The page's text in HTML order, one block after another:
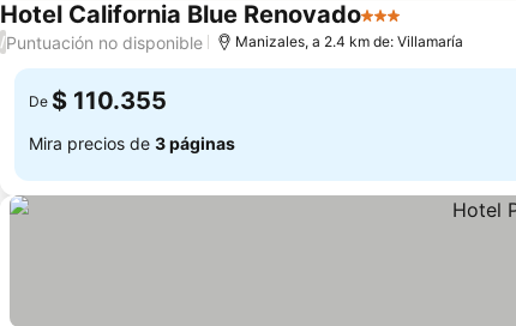
Hotel California Blue Renovado3 Estrellas
/Puntuación no disponible Manizales, a 2.4 km de: Villamaría
De $ 110.355
Mira precios de 3 páginas